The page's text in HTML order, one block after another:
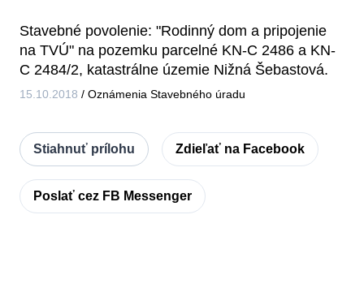
Stavebné povolenie: "Rodinný dom a pripojenie
na TVÚ" na pozemku parcelné KN-C 2486 a KN-
C 2484/2, katastrálne územie Nižná Šebastová.
15.10.2018 / Oznámenia Stavebného úradu
Stiahnuť prílohu Zdieľať na Facebook
Poslať cez FB Messenger